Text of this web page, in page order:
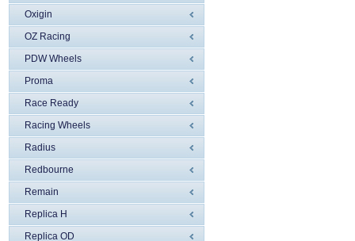
Oxigin
OZ Racing
PDW Wheels
Proma
Race Ready
Racing Wheels
Radius
Redbourne
Remain
Replica H
Replica OD